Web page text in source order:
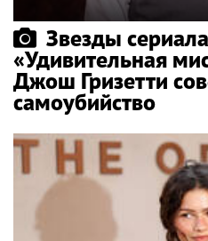
Звезды сериала
«Удивительная
Джош Гризетти
самоубийство